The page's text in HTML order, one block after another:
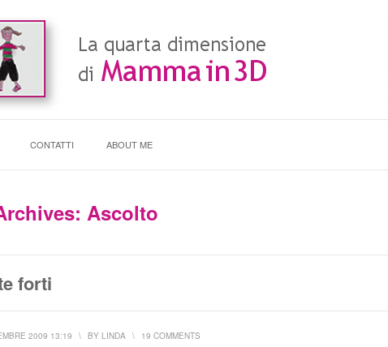
CONTATTI ABOUT ME
Ascolto
forti
2009 13:19 \ BY LINDA \ 19 COMMENTS